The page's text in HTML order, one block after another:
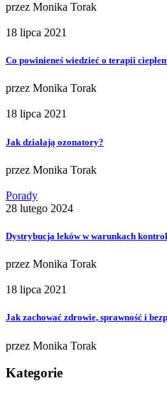
przez Monika Torak
18 lipca 2021
Co powinieneś wiedzieć o terapii
przez Monika Torak
18 lipca 2021
Jak działają ozonatory?
przez Monika Torak
Porady
28 lutego 2024
Dystrybucja leków w warunkach
przez Monika Torak
18 lipca 2021
Jak zachować zdrowie, sprawność i
przez Monika Torak
Kategorie